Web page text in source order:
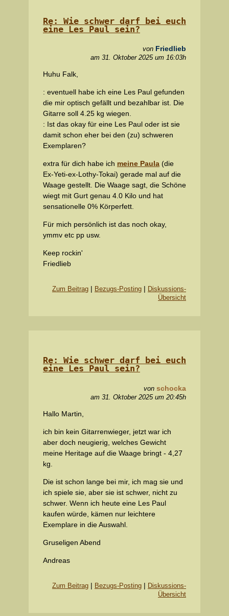
Re: Wie schwer darf bei euch
eine Les Paul sein?
von Friedlieb
am 31. Oktober 2025 um 16:03h
Huhu Falk,
: eventuell habe ich eine Les Paul gefunden
die mir optisch gefällt und bezahlbar ist. Die
Gitarre soll 4.25 kg wiegen.
: Ist das okay für eine Les Paul oder ist sie
damit schon eher bei den (zu) schweren
Exemplaren?
extra für dich habe ich meine Paula (die
Ex-Yeti-ex-Lothy-Tokai) gerade mal auf die
Waage gestellt. Die Waage sagt, die Schöne
wiegt mit Gurt genau 4.0 Kilo und hat
sensationelle 0% Körperfett.
Für mich persönlich ist das noch okay,
ymmv etc pp usw.
Keep rockin'
Friedlieb
Zum Beitrag | Bezugs-Posting | Diskussions-
Übersicht
Re: Wie schwer darf bei euch
eine Les Paul sein?
von schocka
am 31. Oktober 2025 um 20:45h
Hallo Martin,
ich bin kein Gitarrenwieger, jetzt war ich
aber doch neugierig, welches Gewicht
meine Heritage auf die Waage bringt - 4,27
kg.
Die ist schon lange bei mir, ich mag sie und
ich spiele sie, aber sie ist schwer, nicht zu
schwer. Wenn ich heute eine Les Paul
kaufen würde, kämen nur leichtere
Exemplare in die Auswahl.
Gruseligen Abend
Andreas
Zum Beitrag | Bezugs-Posting | Diskussions-
Übersicht